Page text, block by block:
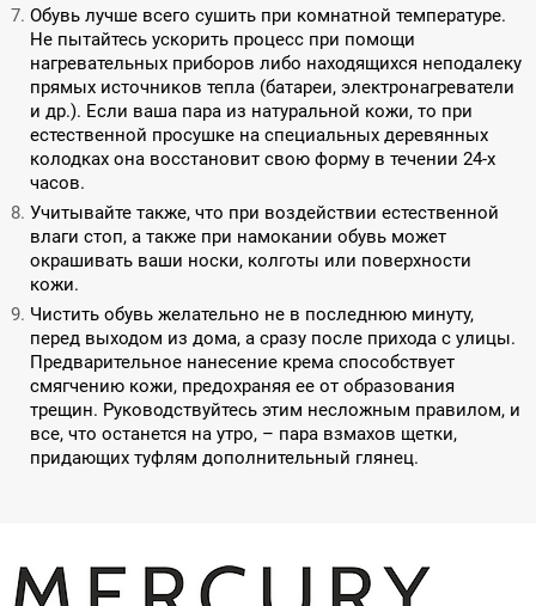
Обувь лучше всего сушить при комнатной температуре.
Не пытайтесь ускорить процесс при помощи
нагревательных приборов либо находящихся неподалеку
прямых источников тепла (батареи, электронагреватели
и др.). Если ваша пара из натуральной кожи, то при
естественной просушке на специальных деревянных
колодках она восстановит свою форму в течении 24-х
часов.
Учитывайте также, что при воздействии естественной
влаги стоп, а также при намокании обувь может
окрашивать ваши носки, колготы или поверхности
кожи.
Чистить обувь желательно не в последнюю минуту,
перед выходом из дома, а сразу после прихода с улицы.
Предварительное нанесение крема способствует
смягчению кожи, предохраняя ее от образования
трещин. Руководствуйтесь этим несложным правилом, и
все, что останется на утро, – пара взмахов щетки,
придающих туфлям дополнительный глянец.